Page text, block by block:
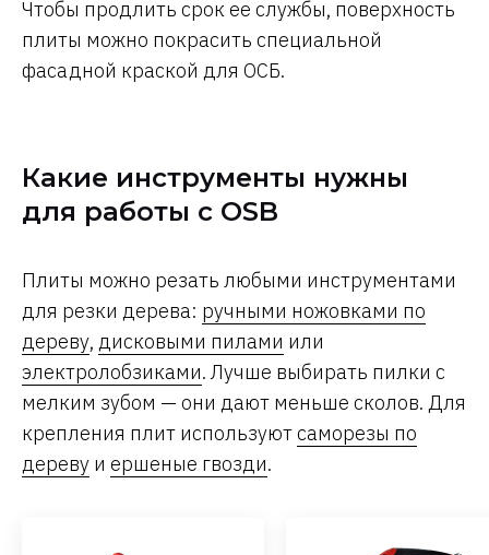
Чтобы продлить срок ее службы, поверхность
плиты можно покрасить специальной
фасадной краской для ОСБ.
Какие инструменты нужны
для работы с OSB
Плиты можно резать любыми инструментами
для резки дерева: ручными ножовками по
дереву, дисковыми пилами или
электролобзиками. Лучше выбирать пилки с
мелким зубом — они дают меньше сколов. Для
крепления плит используютсаморезы по
дереву и ершеные гвозди.